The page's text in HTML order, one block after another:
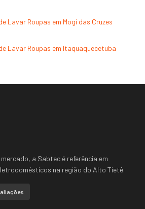
Lavar Roupas em Mogi das Cruzes
Lavar Roupas em Itaquaquecetuba
a Sabtec é referência em
na região do Alto Tietê.